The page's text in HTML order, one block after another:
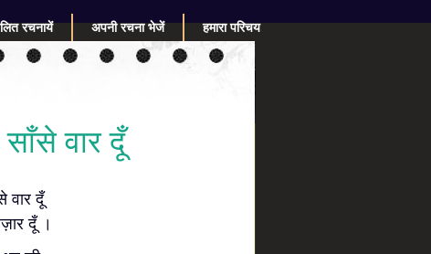
रचनायें अपनी रचना भेजें हमारा परिचय
वार दूँ
वार दूँ
दूँ ।